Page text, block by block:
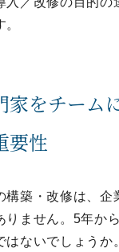
家をチーム
要性
構築・改修は、企
りません。5年か
はないでしょうか